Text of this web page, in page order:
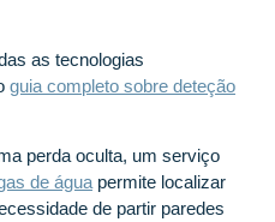
as tecnologias
guia completo sobre deteção
perda oculta, um serviço
de água permite localizar
de partir paredes